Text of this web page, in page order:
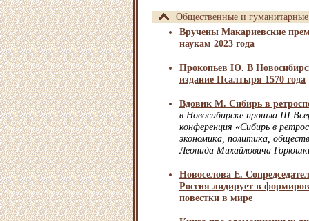
Общественные и
Вручены Макариевские
наукам 2023 года
Прокопьев Ю. В
издание Псалтыря 1570 года
Вдовик М. Сибирь в
в Новосибирске прошла III
конференция «Сибирь в
экономика, политика,
Леонида Михайловича
Новоселова Е.
Россия лидирует в
повестки в мире